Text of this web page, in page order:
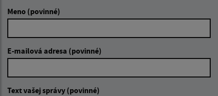
Meno (povinné)
E-mailová adresa (povinné)
Text vašej správy (povinné)